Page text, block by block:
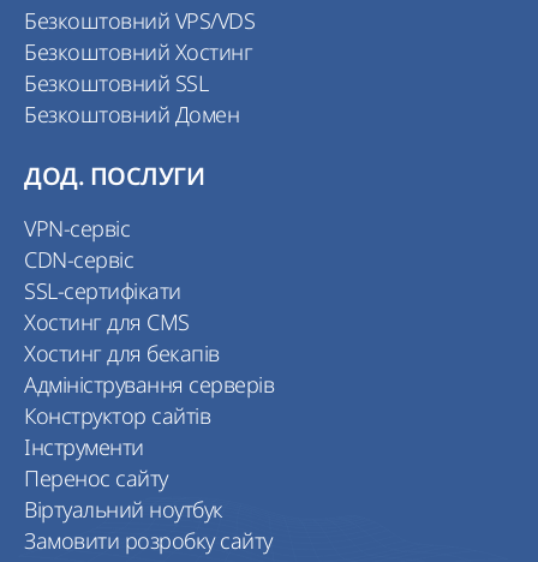
Безкоштовний VPS/VDS
Безкоштовний Хостинг
Безкоштовний SSL
Безкоштовний Домен
ДОД. ПОСЛУГИ
VPN-сервіс
CDN-сервіс
SSL-сертифікати
Хостинг для CMS
Хостинг для бекапів
Адміністрування серверів
Конструктор сайтів
Інструменти
Перенос сайту
Віртуальний ноутбук
Замовити розробку сайту